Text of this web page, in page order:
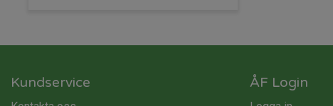
Kundservice ÅF Login